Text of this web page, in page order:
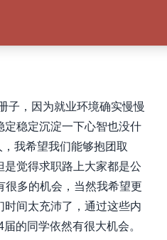
子，因为就业环境确实慢慢
稳定沉淀一下心智也没什
我希望我们能够抱团取
觉得求职路上大家都是公
很多的机会，当然我希望更
间太充沛了，通过这些内
的同学依然有很大机会。